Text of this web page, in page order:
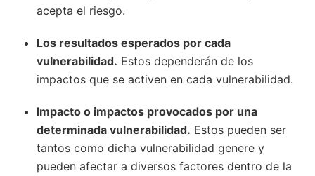
acepta el riesgo.
Los resultados esperados por cada
vulnerabilidad. Estos dependerán de los
impactos que se activen en cada vulnerabilidad.
Impacto o impactos provocados por una
determinada vulnerabilidad. Estos pueden ser
tantos como dicha vulnerabilidad genere y
pueden afectar a diversos factores dentro de la